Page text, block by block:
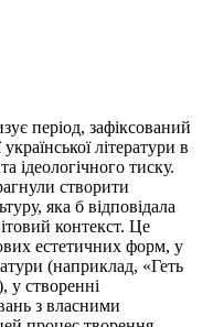
період, зафіксований
літератури в
ідеологічного тиску.
створити
яка б відповідала
контекст. Це
естетичних форм, у
(наприклад, «Геть
у створенні
з власними